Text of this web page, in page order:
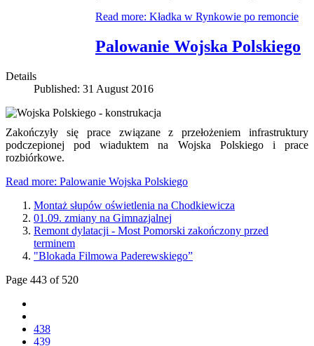
Read more: Kładka w Rynkowie po remoncie
Palowanie Wojska Polskiego
Details
Published: 31 August 2016
Zakończyły się prace związane z przełożeniem infrastruktury
podczepionej pod wiaduktem na Wojska Polskiego i prace
rozbiórkowe.
Read more: Palowanie Wojska Polskiego
Montaż słupów oświetlenia na Chodkiewicza
01.09. zmiany na Gimnazjalnej
Remont dylatacji - Most Pomorski zakończony przed
terminem
"Blokada Filmowa Paderewskiego”
Page 443 of 520
438
439